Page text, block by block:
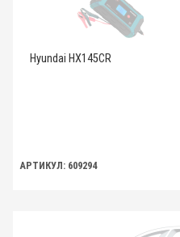
Hyundai HX145CR
АРТИКУЛ: 609294